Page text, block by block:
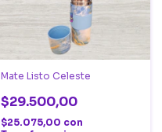
Mate Listo Celeste
$29.500,00
$25.075,00 con